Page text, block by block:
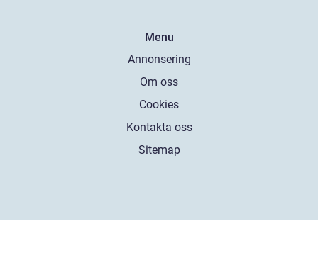
Menu
Annonsering
Om oss
Cookies
Kontakta oss
Sitemap